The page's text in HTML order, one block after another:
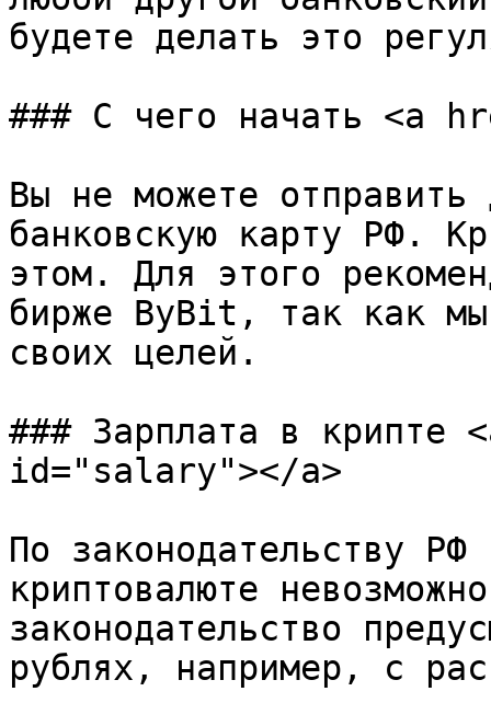
будете делать это
### С чего начать <a
Вы не можете
банковскую карту РФ.
этом. Для этого
бирже ByBit, так как мы
своих целей.
### Зарплата в
id="salary"></a>
По законодательству
криптовалюте
законодательство
рублях, например, с